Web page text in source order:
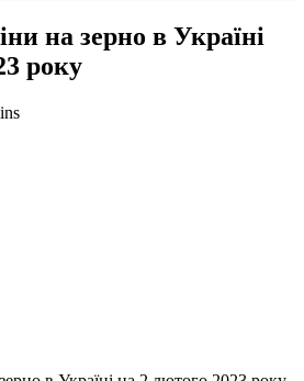
на зерно в Україні
року